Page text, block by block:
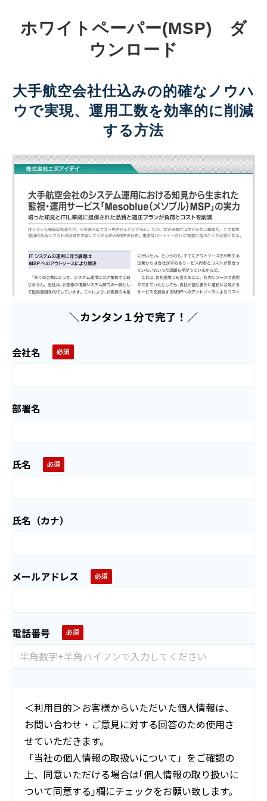
ホワイトペーパー(MSP) ダ
ウンロード
大手航空会社仕込みの的確なノウハ
ウで実現、運用工数を効率的に削減
する方法
＼カンタン１分で完了！／
会社名
部署名
氏名
氏名（カナ）
メールアドレス
電話番号
＜利用目的＞お客様からいただいた個人情報は、
お問い合わせ・ご意見に対する回答のため使用さ
せていただきます。
「当社の個人情報の取扱いについて」をご確認の
上、同意いただける場合は｢個人情報の取り扱いに
ついて同意する｣欄にチェックをお願い致します。